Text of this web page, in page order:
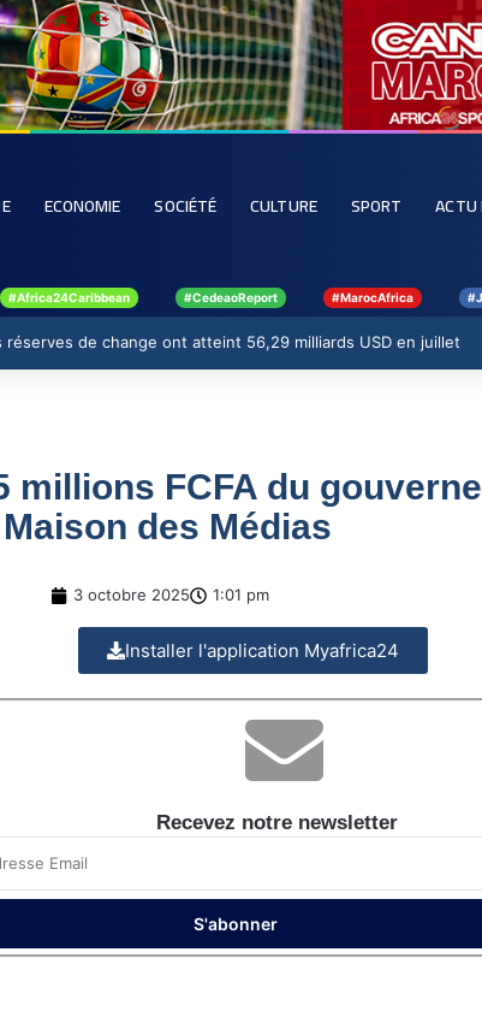
ECONOMIE SOCIÉTÉ CULTURE SPORT ACTU
#Africa24Caribbean #CedeaoReport #MarocAfrica
réserves de change ont atteint 56,29 milliards USD en juillet
millions FCFA du
des Médias
3 octobre 2025 1:01 pm
Installer l'application Myafrica24
Recevez notre newsletter